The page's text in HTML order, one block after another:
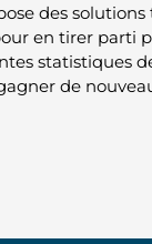
des
en tirer parti
statistiques
de